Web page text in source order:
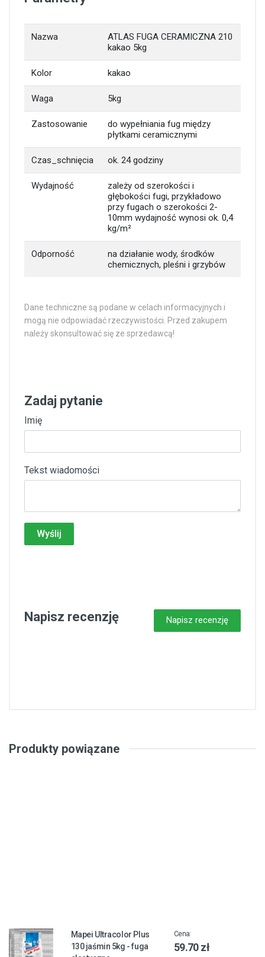
Nazwa
ATLAS FUGA CERAMICZNA 210
kakao 5kg
Kolor kakao
Waga 5kg
Zastosowanie
do wypełniania fug między
płytkami ceramicznymi
Czas_schnięcia ok. 24 godziny
Wydajność
zależy od szerokości i
głębokości fugi, przykładowo
przy fugach o szerokości 2-
10mm wydajność wynosi ok. 0,4
kg/m²
Odporność
na działanie wody, środków
chemicznych, pleśni i grzybów
Dane techniczne są podane w celach informacyjnych i
mogą nie odpowiadać rzeczywistości. Przed zakupem
należy skonsultować się ze sprzedawcą!
Zadaj pytanie
Imię
Tekst wiadomości
Wyślij
Napisz recenzję Napisz recenzję
Produkty powiązane
Mapei Ultracolor Plus
130 jaśmin 5kg - fuga
Cena:
59.70 zł